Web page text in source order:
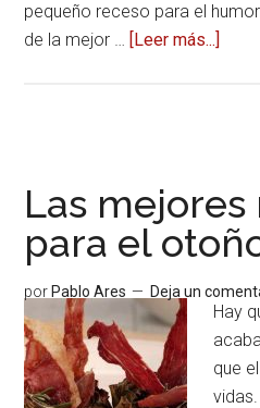
pequeño receso para el
de la mejor … [Leer más...]
Las mejores
para el
por Pablo Ares Deja un
Hay
que